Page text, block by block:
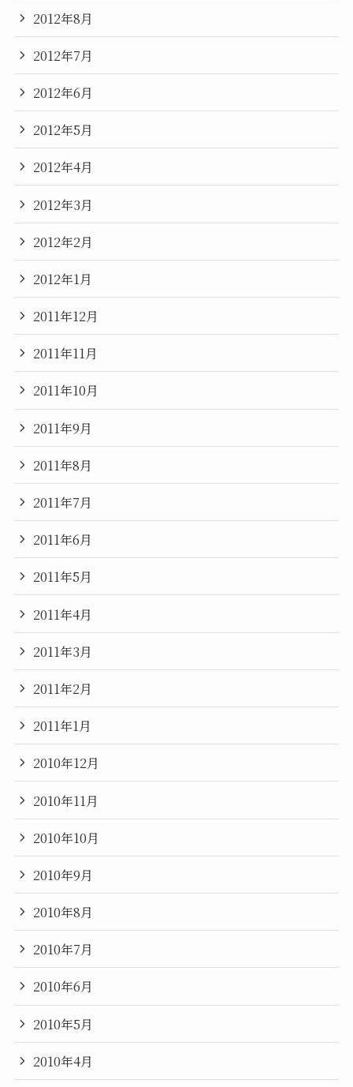
2012年8月
2012年7月
2012年6月
2012年5月
2012年4月
2012年3月
2012年2月
2012年1月
2011年12月
2011年11月
2011年10月
2011年9月
2011年8月
2011年7月
2011年6月
2011年5月
2011年4月
2011年3月
2011年2月
2011年1月
2010年12月
2010年11月
2010年10月
2010年9月
2010年8月
2010年7月
2010年6月
2010年5月
2010年4月